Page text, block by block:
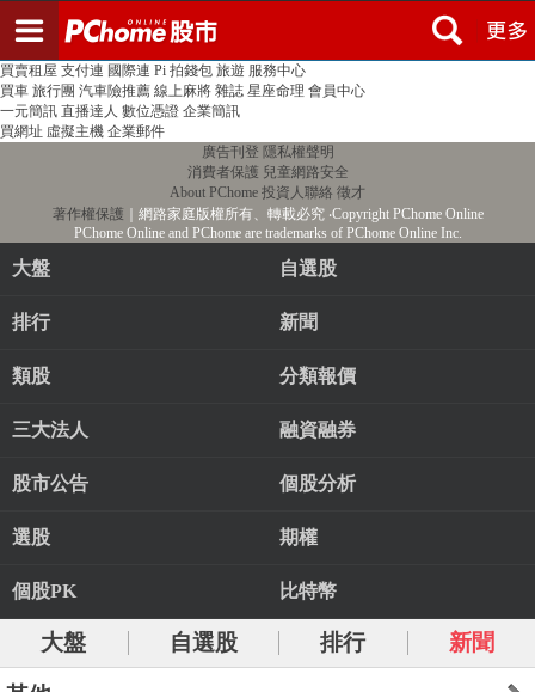
PChome首頁 線上購物 24h購物 書店
買賣租屋 支付連 國際連 Pi 拍錢包 旅遊 服務中心
買車 旅行團 汽車險推薦 線上麻將 雜誌 星座命理 會員中心
一元簡訊 直播達人 數位憑證 企業簡訊
買網址 虛擬主機 企業郵件
廣告刊登 隱私權聲明
消費者保護 兒童網路安全
About PChome 投資人聯絡 徵才
著作權保護 ｜網路家庭版權所有、轉載必究‧Copyright PChome Online
PChome Online and PChome are trademarks of PChome Online Inc.
大盤 自選股
排行 新聞
類股 分類報價
三大法人 融資融券
股市公告 個股分析
選股 期權
個股PK 比特幣
大盤 自選股 排行 新聞